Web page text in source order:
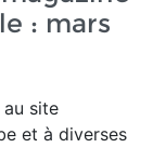
: mars
site
et à diverses